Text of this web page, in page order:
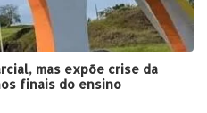
mas expõe crise da
finais do ensino